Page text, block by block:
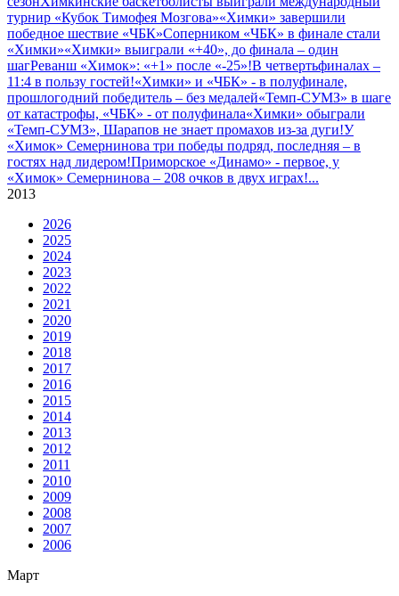
турнир «Кубок Тимофея Мозгова»«Химки» завершили
победное шествие «ЧБК»Соперником «ЧБК» в финале стали
«Химки»«Химки» выиграли «+40», до финала – один
шагРеванш «Химок»: «+1» после «-25»!В четвертьфиналах –
11:4 в пользу гостей!«Химки» и «ЧБК» - в полуфинале,
прошлогодний победитель – без медалей«Темп-СУМЗ» в шаге
от катастрофы, «ЧБК» - от полуфинала«Химки» обыграли
«Темп-СУМЗ», Шарапов не знает промахов из-за дуги!У
«Химок» Семернинова три победы подряд, последняя – в
гостях над лидером!Приморское «Динамо» - первое, у
«Химок» Семернинова – 208 очков в двух играх!...
2013
2026
2025
2024
2023
2022
2021
2020
2019
2018
2017
2016
2015
2014
2013
2012
2011
2010
2009
2008
2007
2006
Март